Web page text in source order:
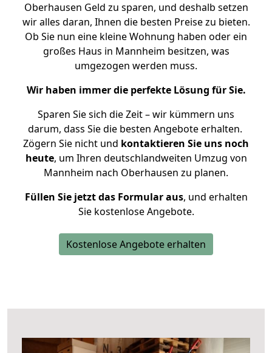
Oberhausen Geld zu sparen, und deshalb setzen
wir alles daran, Ihnen die besten Preise zu bieten.
Ob Sie nun eine kleine Wohnung haben oder ein
großes Haus in Mannheim besitzen, was
umgezogen werden muss.
Wir haben immer die perfekte Lösung für Sie.
Sparen Sie sich die Zeit – wir kümmern uns
darum, dass Sie die besten Angebote erhalten.
Zögern Sie nicht und kontaktieren Sie uns noch
heute, um Ihren deutschlandweiten Umzug von
Mannheim nach Oberhausen zu planen.
Füllen Sie jetzt das Formular aus, und erhalten
Sie kostenlose Angebote.
Kostenlose Angebote erhalten